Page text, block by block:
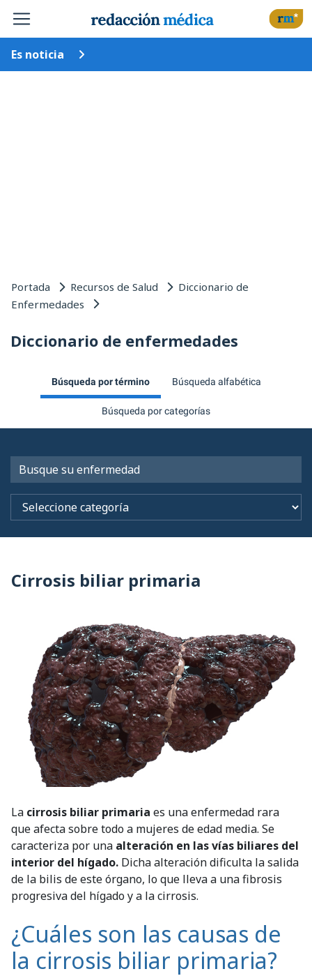
Es noticia
Portada Recursos de Salud Diccionario de
Enfermedades
Diccionario de enfermedades
Búsqueda por término Búsqueda alfabética
Búsqueda por categorías
Cirrosis biliar primaria
La cirrosis biliar primaria es una enfermedad rara
que afecta sobre todo a mujeres de edad media. Se
caracteriza por una alteración en las vías biliares del
interior del hígado. Dicha alteración dificulta la salida
de la bilis de este órgano, lo que lleva a una fibrosis
progresiva del hígado y a la cirrosis.
¿Cuáles son las causas de
la cirrosis biliar primaria?